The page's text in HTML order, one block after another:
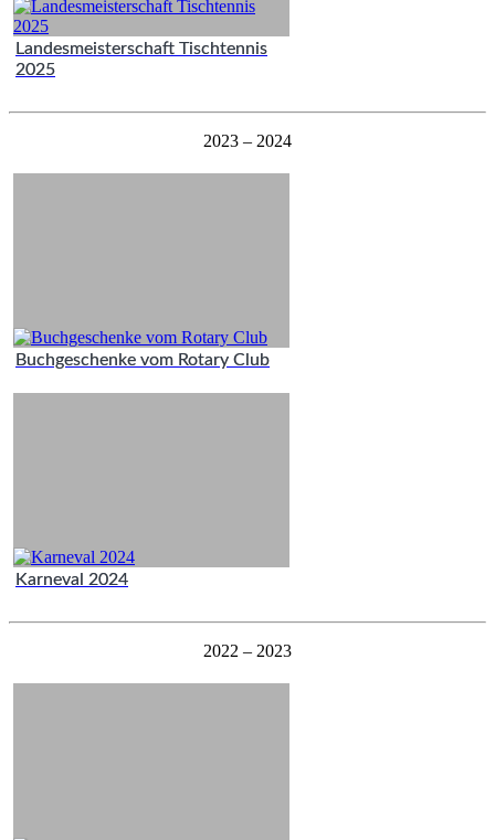
Landesmeisterschaft Tischtennis
2025
2023 – 2024
Buchgeschenke vom Rotary Club
Karneval 2024
2022 – 2023